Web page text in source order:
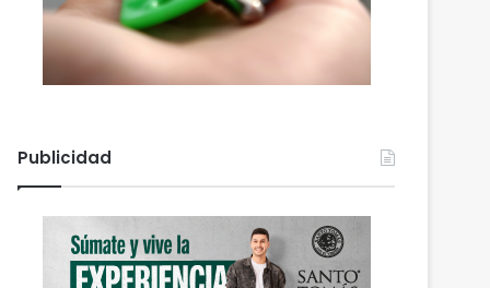
Publicidad